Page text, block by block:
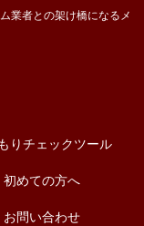
業者との架け橋になるメ
りチェックツール
初めての方へ
お問い合わせ